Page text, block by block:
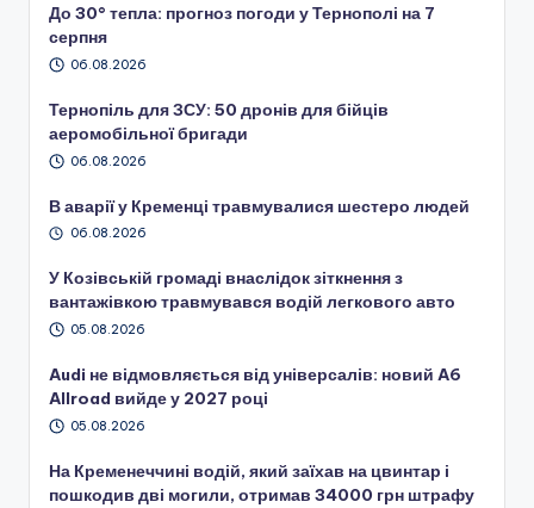
До 30° тепла: прогноз погоди у Тернополі на 7
серпня
06.08.2026
Тернопіль для ЗСУ: 50 дронів для бійців
аеромобільної бригади
06.08.2026
В аварії у Кременці травмувалися шестеро людей
06.08.2026
У Козівській громаді внаслідок зіткнення з
вантажівкою травмувався водій легкового авто
05.08.2026
Audi не відмовляється від універсалів: новий A6
Allroad вийде у 2027 році
05.08.2026
На Кременеччині водій, який заїхав на цвинтар і
пошкодив дві могили, отримав 34000 грн штрафу